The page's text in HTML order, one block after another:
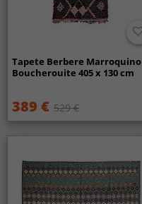
Tapete Berbere Marroquino
Boucherouite 405 x 130 cm
389 € 529 €